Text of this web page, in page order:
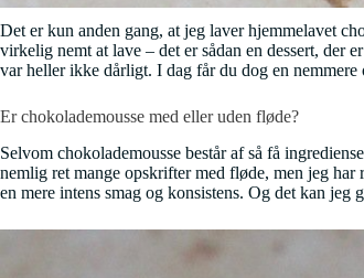
Det er kun anden gang, at jeg laver hjemmelavet
virkelig nemt at lave – det er sådan en dessert, der
var heller ikke dårligt. I dag får du dog en nemmere
Er chokolademousse med eller uden fløde?
Selvom chokolademousse består af så få
nemlig ret mange opskrifter med fløde, men jeg
en mere intens smag og konsistens. Og det kan jeg